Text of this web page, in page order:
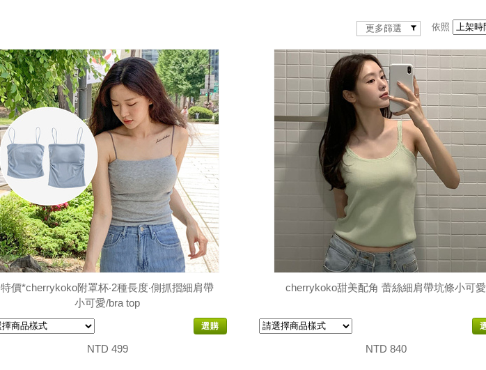
更多篩選 依照
特價*cherrykoko附罩杯‧2種長度‧側抓摺細肩帶
小可愛/bra top
選購
NTD 499
cherrykoko甜美配角 蕾絲細肩帶坑條小可愛
NTD 840